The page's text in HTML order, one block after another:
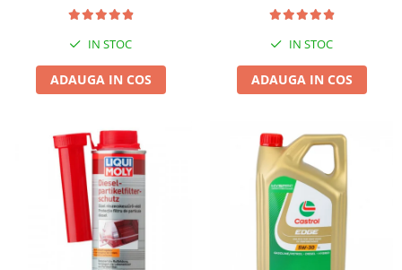
IN STOC
ADAUGA IN COS
IN STOC
ADAUGA IN COS